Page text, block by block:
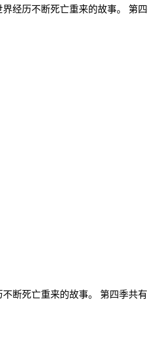
经历不断死亡重来的故事。 第
断死亡重来的故事。 第四季共